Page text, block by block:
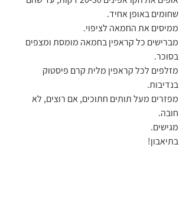
שחומים באופן אחיד.
ממיסים את החמאה לציפוי.
מברישים כל קראפין בחמאה מומסת ומצפים
בסוכר.
מזלפים לכל קראפין מלית קרם פיסטוק
בנדיבות.
מפזרים מעל תותים חתוכים, אם רוצים, לא
חובה.
מגישים.
בתיאבון!